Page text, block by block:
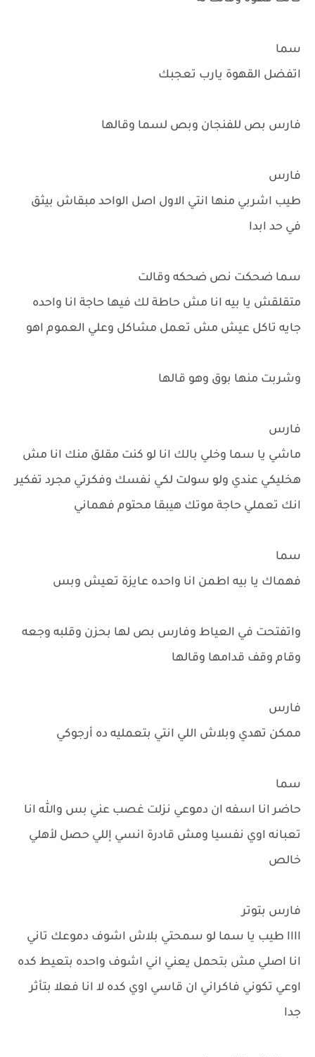
سما
اتفضل القهوة يارب تعجبك
فارس بص للفنجان وبص لسما وقالها
فارس
طيب اشربي منها انتي الاول اصل الواحد مبقاش بيثق
في حد ابدا
سما ضحكت نص ضحكه وقالت
متقلقش يا بيه انا مش حاطة لك فيها حاجة انا واحده
جايه تاكل عيش مش تعمل مشاكل وعلي العموم اهو
وشربت منها بوق وهو قالها
فارس
ماشي يا سما وخلي بالك انا لو كنت مقلق منك انا مش
هخليكي عندي ولو سولت لكي نفسك وفكرتي مجرد تفكير
انك تعملي حاجة موتك هيبقا محتوم فهماني
سما
فهماك يا بيه اطمن انا واحده عايزة تعيش وبس
واتفتحت في العياط وفارس بص لها بحزن وقلبه وجعه
وقام وقف قدامها وقالها
فارس
ممكن تهدي وبلاش اللي انتي بتعمليه ده أرجوكي
سما
حاضر انا اسفه ان دموعي نزلت غصب عني بس والله انا
تعبانه اوي نفسيا ومش قادرة انسي إللي حصل لأهلي
خالص
فارس بتوتر
اااا طيب يا سما لو سمحتي بلاش اشوف دموعك تاني
انا اصلي مش بتحمل يعني اني اشوف واحده بتعيط كده
اوعي تكوني فاكراني ان قاسي اوي كده لا انا فعلا بتأثر
جدا